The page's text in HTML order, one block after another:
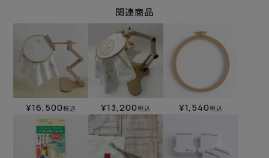
関連商品
¥16,500税込 ¥13,200税込 ¥1,540税込